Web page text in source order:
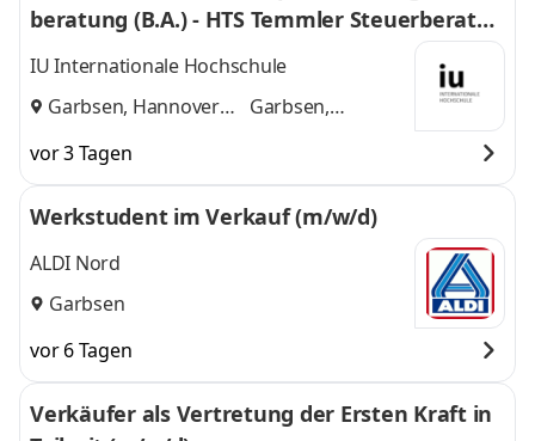
beratung (B.A.) - HTS Temmler Steuerberatun
gsgesellschaften mbH
IU Internationale Hochschule
Garbsen, Hannover
Garbsen,
vor 3 Tagen
Werkstudent im Verkauf (m/w/d)
ALDI Nord
Garbsen
vor 6 Tagen
Verkäufer als Vertretung der Ersten Kraft in